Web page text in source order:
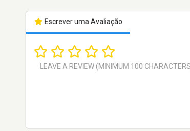
Escrever uma Avaliação